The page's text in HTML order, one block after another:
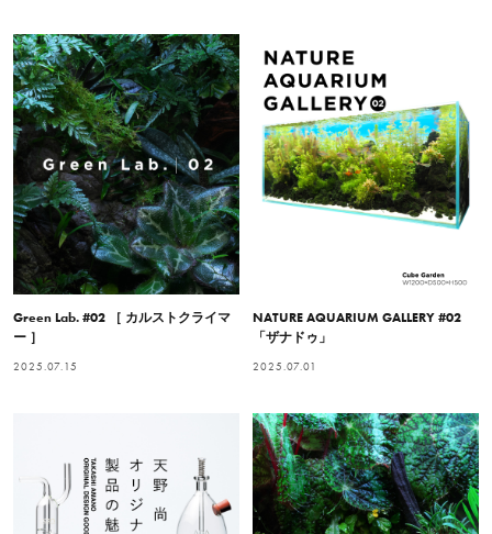
Green Lab. #02 ［ カルストクライマ
ー ］
2025.07.15
NATURE AQUARIUM GALLERY #02
「ザナドゥ」
2025.07.01